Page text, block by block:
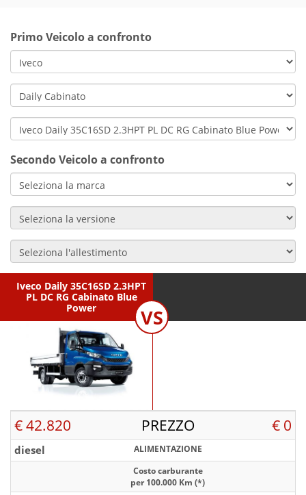
Primo Veicolo a confronto
Secondo Veicolo a confronto
Iveco Daily 35C16SD 2.3HPT
PL DC RG Cabinato Blue
Power
VS
€ 42.820 PREZZO € 0
diesel
ALIMENTAZIONE
Costo carburante
per 100.000 Km (*)